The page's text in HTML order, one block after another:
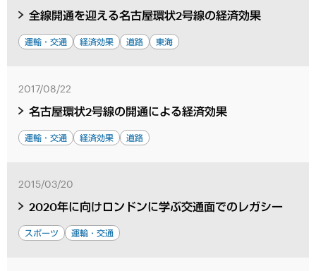
全線開通を迎える名古屋環状2号線の経済効果
運輸・交通 経済効果 道路 東海
2017/08/22
名古屋環状2号線の開通による経済効果
運輸・交通 経済効果 道路
2015/03/20
2020年に向けロンドンに学ぶ交通面でのレガシー
スポーツ 運輸・交通